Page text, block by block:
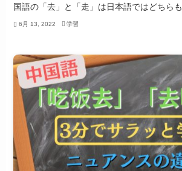
国語の「去」と「走」は日本語ではどちらも
6月 13, 2022 学習